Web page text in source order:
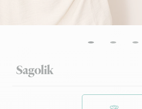
Sagolik